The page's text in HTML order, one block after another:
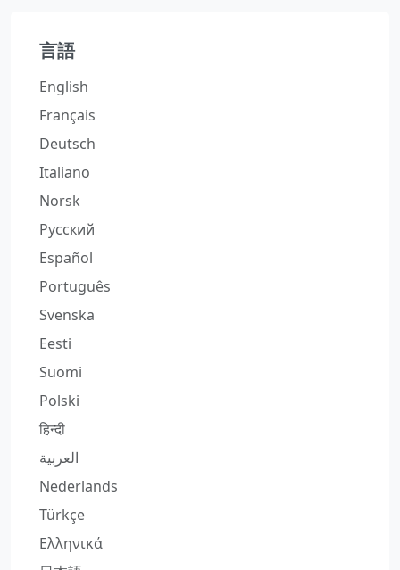
言語
English
Français
Deutsch
Italiano
Norsk
Русский
Español
Português
Svenska
Eesti
Suomi
Polski
हिन्दी
العربية
Nederlands
Türkçe
Ελληνικά